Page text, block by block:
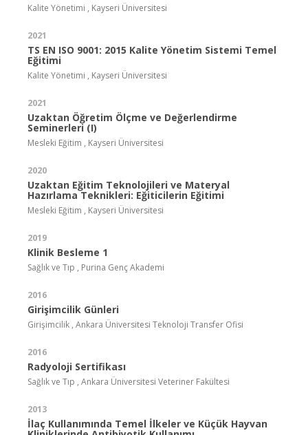
Kalite Yönetimi , Kayseri Üniversitesi
2021
TS EN ISO 9001: 2015 Kalite Yönetim Sistemi Temel
Eğitimi
Kalite Yönetimi , Kayseri Üniversitesi
2021
Uzaktan Öğretim Ölçme ve Değerlendirme
Seminerleri (I)
Mesleki Eğitim , Kayseri Üniversitesi
2020
Uzaktan Eğitim Teknolojileri ve Materyal
Hazırlama Teknikleri: Eğiticilerin Eğitimi
Mesleki Eğitim , Kayseri Üniversitesi
2019
Klinik Besleme 1
Sağlık ve Tıp , Purina Genç Akademi
2016
Girişimcilik Günleri
Girişimcilik , Ankara Üniversitesi Teknoloji Transfer Ofisi
2016
Radyoloji Sertifikası
Sağlık ve Tıp , Ankara Üniversitesi Veteriner Fakültesi
2013
İlaç Kullanımında Temel İlkeler ve Küçük Hayvan